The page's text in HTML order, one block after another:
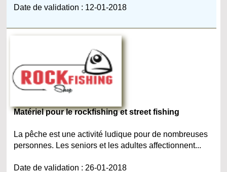
Date de validation : 12-01-2018
Matériel pour le rockfishing et street fishing
La pêche est une activité ludique pour de nombreuses
personnes. Les seniors et les adultes affectionnent...
Date de validation : 26-01-2018